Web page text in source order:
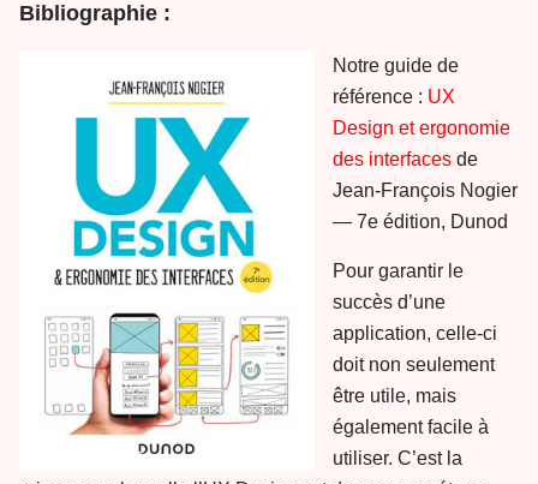
Bibliographie :
Notre guide de
référence : UX
Design et ergonomie
des interfaces de
Jean-François Nogier
— 7e édition, Dunod
Pour garantir le
succès d’une
application, celle-ci
doit non seulement
être utile, mais
également facile à
utiliser. C’est la